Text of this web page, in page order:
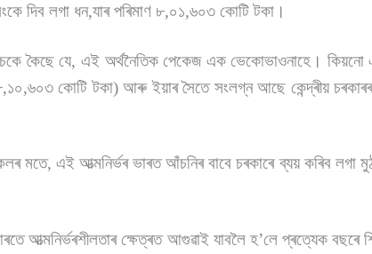
দিব লগা ধন,যাৰ পৰিমাণ ৮,০১,৬০৩ কোটি টকা।
কৈছে যে, এই অৰ্থনৈতিক পেকেজ এক ভেকোভাওনাহে। কিয়নো
কোটি টকা) আৰু ইয়াৰ সৈতে সংলগ্ন আছে কেন্দ্ৰীয় চৰকাৰৰ
মতে, এই আত্মনিৰ্ভৰ ভাৰত আঁচনিৰ বাবে চৰকাৰে ব্যয় কৰিব লগা
আত্মনির্ভৰশীলতাৰ ক্ষেত্ৰত আগুৱাই যাবলৈ হ’লে প্ৰত্যেক বছৰে